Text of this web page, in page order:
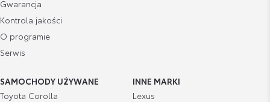
Cena brutto
Zobacz szczegóły
Gwarancja
Kontrola jakości
O programie
Serwis
SAMOCHODY UŻYWANE
Toyota Corolla
INNE MARKI
Lexus